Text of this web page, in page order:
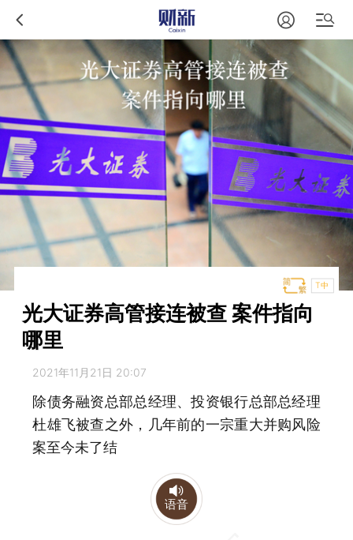
T中
光大证券高管接连被查 案件指向
哪里
2021年11月21日 20:07
除债务融资总部总经理、投资银行总部总经理
杜雄飞被查之外，几年前的一宗重大并购风险
案至今未了结
语音